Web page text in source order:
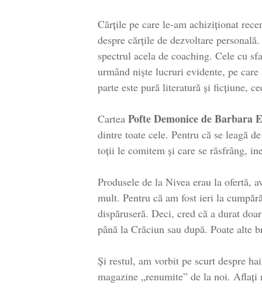
Cărțile pe care le-am achiziționat
despre cărțile de dezvoltare
spectrul acela de coaching. Cele cu
urmând niște lucruri evidente, pe
parte este pură literatură și ficțiune,
Cartea Pofte Demonice de Barbara
dintre toate cele. Pentru că se leagă
toții le comitem și care se răsfrâng,
Produsele de la Nivea erau la ofertă,
mult. Pentru că am fost ieri la
dispăruseră. Deci, cred că a durat
până la Crăciun sau după. Poate alte
Și restul, am vorbit pe scurt despre
magazine „renumite” de la noi.